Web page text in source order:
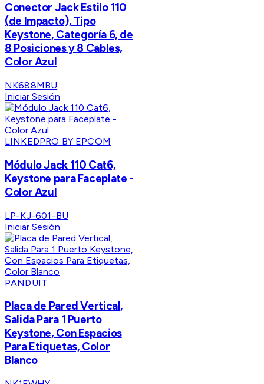
Conector Jack Estilo 110
(de Impacto), Tipo
Keystone, Categoría 6, de
8 Posiciones y 8 Cables,
Color Azul
NK688MBU
Iniciar Sesión
LINKEDPRO BY EPCOM
Módulo Jack 110 Cat6,
Keystone para Faceplate -
Color Azul
LP-KJ-601-BU
Iniciar Sesión
PANDUIT
Placa de Pared Vertical,
Salida Para 1 Puerto
Keystone, Con Espacios
Para Etiquetas, Color
Blanco